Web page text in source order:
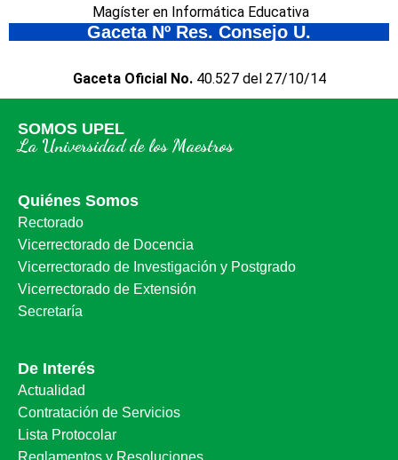
Magíster en Informática Educativa
Gaceta Nº Res. Consejo U.
Gaceta Oficial No. 40.527 del 27/10/14
SOMOS UPEL
La Universidad de los Maestros
Quiénes Somos
Rectorado
Vicerrectorado de Docencia
Vicerrectorado de Investigación y Postgrado
Vicerrectorado de Extensión
Secretaría
De Interés
Actualidad
Contratación de Servicios
Lista Protocolar
Reglamentos y Resoluciones